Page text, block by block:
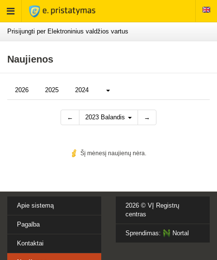
Rodyti
meniu
Prisijungti per Elektroninius valdžios vartus
Naujienos
2026 2025 2024 Daugiau...
← 2023 Balandis →
Šį mėnesį naujienų nėra.
Apie sistemą
Pagalba
Kontaktai
2026 © VĮ Registrų
centras
Sprendimas: Nortal